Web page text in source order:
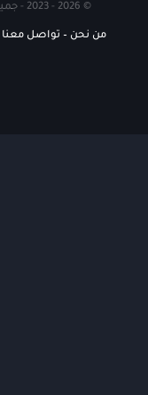
© 2026 - 2023 - جميع الحقوق محفوظة لدى -
من نحن – تواصل معنا